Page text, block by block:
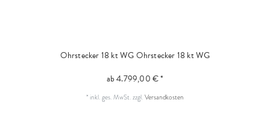
Ohrstecker 18 kt WGOhrstecker 18 kt WG
ab 4.799,00 € *
* inkl. ges. MwSt.zzgl.Versandkosten